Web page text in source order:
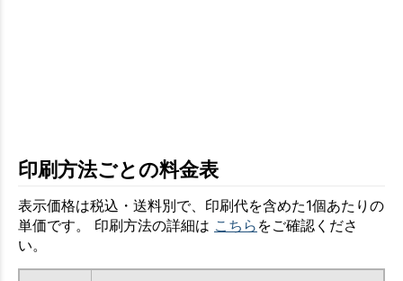
印刷方法ごとの料金表
表示価格は税込・送料別で、印刷代を含めた1個あたりの
単価です。 印刷方法の詳細は こちら をご確認くださ
い。